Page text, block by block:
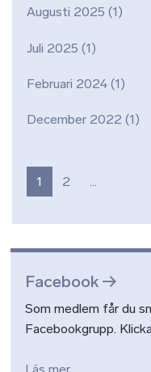
Augusti 2025 (1)
Juli 2025 (1)
Februari 2024 (1)
December 2022 (1)
Paginering
1 2 …
Facebook
Som medlem får du
Facebookgrupp.